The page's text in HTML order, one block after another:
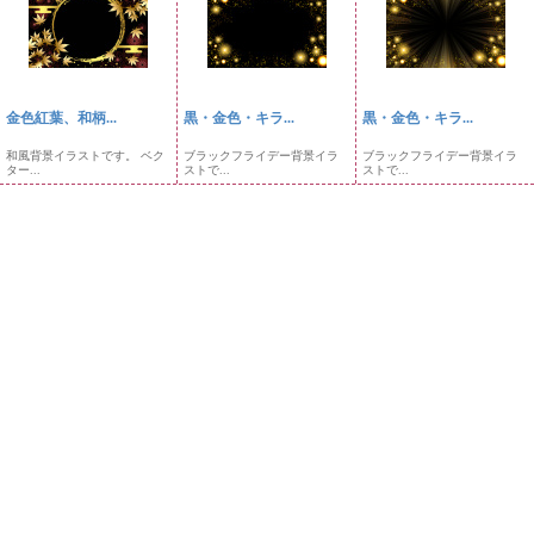
金色紅葉、和柄...
和風背景イラストです。 ベク
ター...
黒・金色・キラ...
ブラックフライデー背景イラ
ストで...
黒・金色・キラ...
ブラックフライデー背景イラ
ストで...